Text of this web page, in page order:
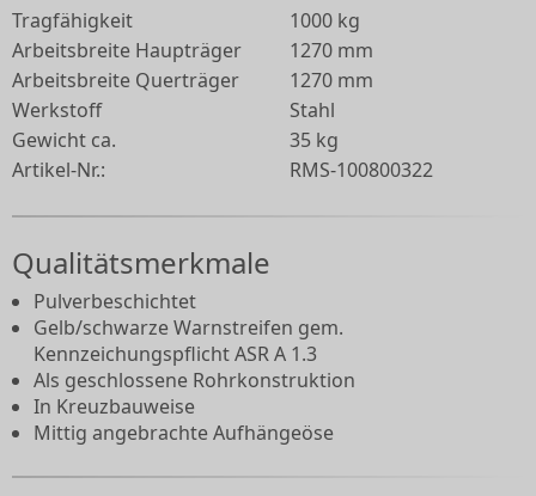
Tragfähigkeit
1000 kg
Arbeitsbreite Haupträger
1270 mm
Arbeitsbreite Querträger
1270 mm
Werkstoff
Stahl
Gewicht ca.
35 kg
Artikel-Nr.:
RMS-100800322
Qualitätsmerkmale
Pulverbeschichtet
Gelb/schwarze Warnstreifen gem.
Kennzeichungspflicht ASR A 1.3
Als geschlossene Rohrkonstruktion
In Kreuzbauweise
Mittig angebrachte Aufhängeöse